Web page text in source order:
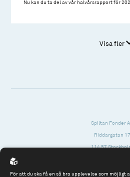
Nu kan du ta del av vår halvårsrapport för
Visa fler
Spiltan Fonder
Riddargatan 17
114 57
För att du ska få en så bra upplevelse som möjligt